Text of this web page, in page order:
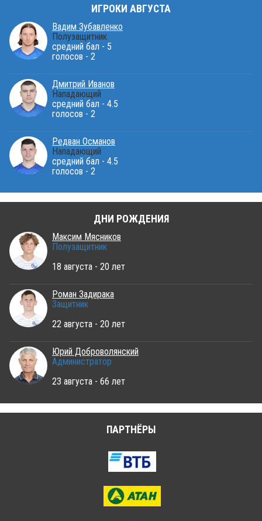
ИГРОКИ АВГУСТА
Вадим Зубавленко
Полузащитник
средний бал - 5
голосов - 2
Дмитрий Иванов
Нападающий
средний бал - 4.5
голосов - 2
Редван Османов
Нападающий
средний бал - 4.5
голосов - 2
ДНИ РОЖДЕНИЯ
Максим Мясников
Полузащитник
18 августа - 20 лет
Роман Задирака
Защитник
22 августа - 20 лет
Юрий Доброволянский
Администратор
23 августа - 66 лет
ПАРТНЁРЫ